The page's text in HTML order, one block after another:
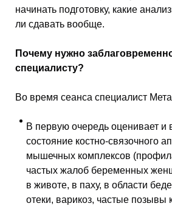
начинать подготовку, какие
ли сдавать вообще.
Почему нужно
специалисту?
Во время сеанса специалист
В первую очередь оценивает и
состояние костно-связочного
мышечных комплексов
частых жалоб беременных
в животе, в паху, в области
отеки, варикоз, частые позывы